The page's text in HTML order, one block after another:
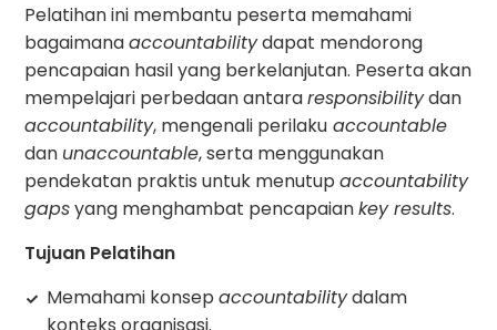
Pelatihan ini membantu peserta memahami
bagaimanaaccountabilitydapat mendorong
pencapaian hasil yang berkelanjutan. Peserta akan
mempelajari perbedaan antararesponsibilitydan
accountability, mengenali perilaku accountable
dan unaccountable, serta menggunakan
pendekatan praktis untuk menutupaccountability
gapsyang menghambat pencapaiankey results.
Tujuan Pelatihan
Memahami konsepaccountabilitydalam
konteks organisasi.